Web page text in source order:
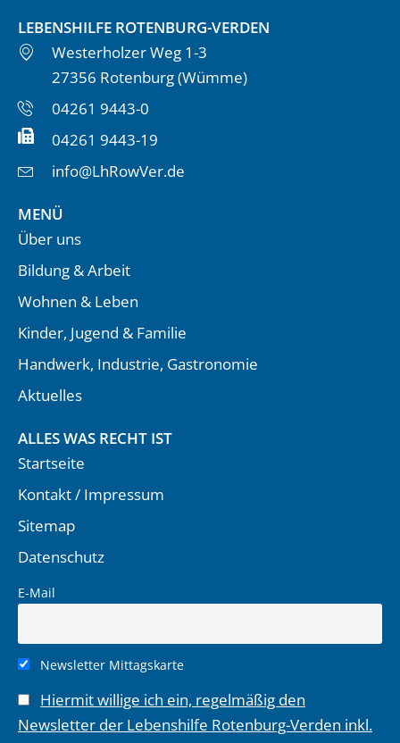
LEBENSHILFE ROTENBURG-VERDEN
Westerholzer Weg 1-3
27356 Rotenburg (Wümme)
04261 9443-0
04261 9443-19
info@LhRowVer.de
MENÜ
Über uns
Bildung & Arbeit
Wohnen & Leben
Kinder, Jugend & Familie
Handwerk, Industrie, Gastronomie
Aktuelles
ALLES WAS RECHT IST
Startseite
Kontakt / Impressum
Sitemap
Datenschutz
E-Mail
Newsletter Mittagskarte
Hiermit willige ich ein, regelmäßig den
Newsletter der Lebenshilfe Rotenburg-Verden inkl.